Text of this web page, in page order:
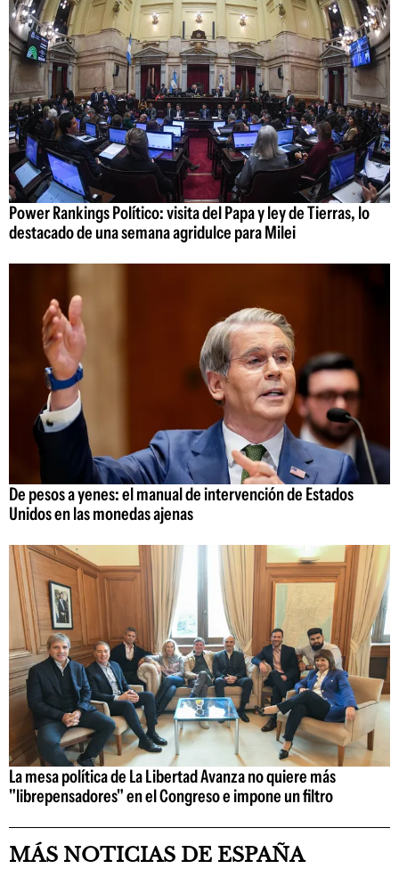
Power Rankings Político: visita del Papa y ley de Tierras, lo
destacado de una semana agridulce para Milei
De pesos a yenes: el manual de intervención de Estados
Unidos en las monedas ajenas
La mesa política de La Libertad Avanza no quiere más
"librepensadores" en el Congreso e impone un filtro
MÁS NOTICIAS DE ESPAÑA